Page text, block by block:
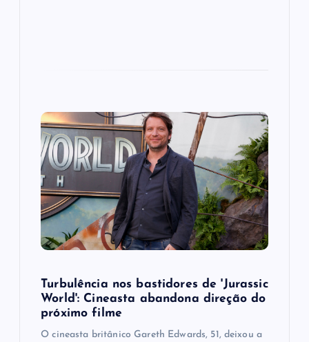
Turbulência nos bastidores de 'Jurassic
World': Cineasta abandona direção do
próximo filme
O cineasta britânico Gareth Edwards, 51, deixou a